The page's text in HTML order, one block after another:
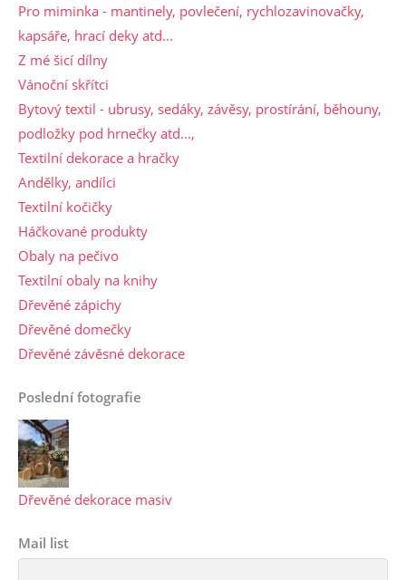
Pro miminka - mantinely, povlečení, rychlozavinovačky,
kapsáře, hrací deky atd...
Z mé šicí dílny
Vánoční skřítci
Bytový textil - ubrusy, sedáky, závěsy, prostírání, běhouny,
podložky pod hrnečky atd...,
Textilní dekorace a hračky
Andělky, andílci
Textilní kočičky
Háčkované produkty
Obaly na pečivo
Textilní obaly na knihy
Dřevěné zápichy
Dřevěné domečky
Dřevěné závěsné dekorace
Poslední fotografie
Dřevěné dekorace masiv
Mail list